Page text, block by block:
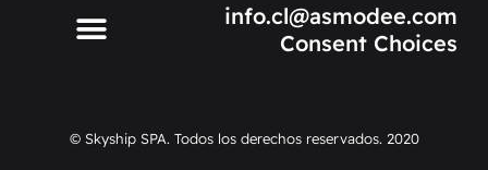
info.cl@asmodee.com
Consent Choices
© Skyship SPA. Todos los derechos reservados. 2020